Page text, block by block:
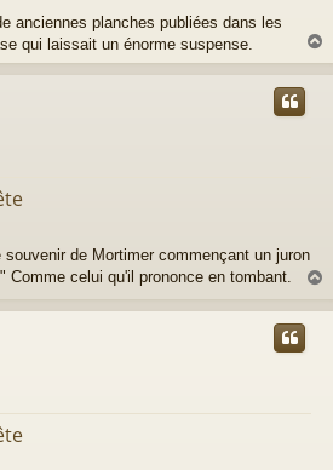
anciennes planches publiées dans les
qui laissait un énorme suspense.
a
de Mortimer commençant un juron
Comme celui qu'il prononce en tombant.
u